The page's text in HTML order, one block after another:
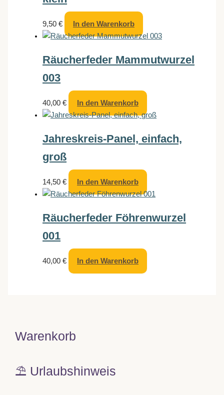
9,50€ In den Warenkorb
Räucherfeder Mammutwurzel
003
40,00€ In den Warenkorb
Jahreskreis-Panel, einfach,
groß
14,50€ In den Warenkorb
Räucherfeder Föhrenwurzel
001
40,00€ In den Warenkorb
Warenkorb
⛱️ Urlaubshinweis